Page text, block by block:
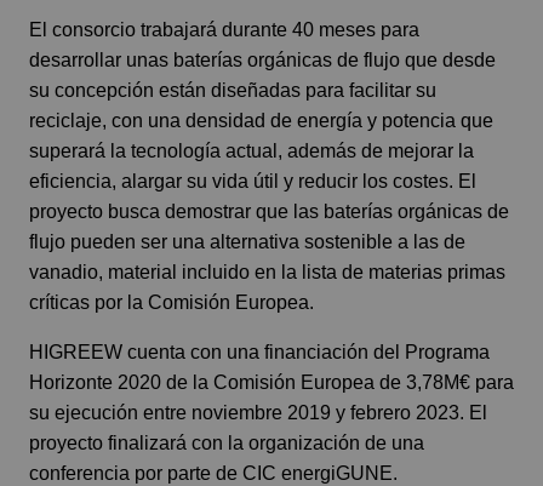
El consorcio trabajará durante 40 meses para
desarrollar unas baterías orgánicas de flujo que desde
su concepción están diseñadas para facilitar su
reciclaje, con una densidad de energía y potencia que
superará la tecnología actual, además de mejorar la
eficiencia, alargar su vida útil y reducir los costes. El
proyecto busca demostrar que las baterías orgánicas de
flujo pueden ser una alternativa sostenible a las de
vanadio, material incluido en la lista de materias primas
críticas por la Comisión Europea.
HIGREEW cuenta con una financiación del Programa
Horizonte 2020 de la Comisión Europea de 3,78M€ para
su ejecución entre noviembre 2019 y febrero 2023. El
proyecto finalizará con la organización de una
conferencia por parte de CIC energiGUNE.